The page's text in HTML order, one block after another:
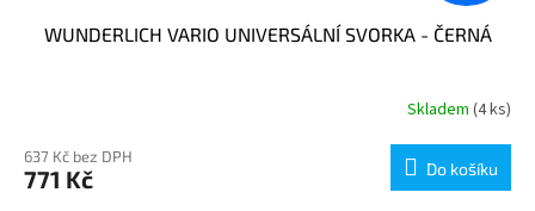
WUNDERLICH VARIO UNIVERSÁLNÍ SVORKA - ČERNÁ
Skladem (4 ks)
637 Kč bez DPH
771 Kč Do košíku